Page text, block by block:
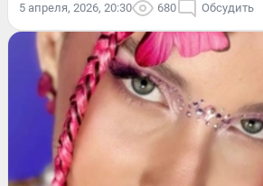
5 апреля, 2026, 20:30 680 Обсудить